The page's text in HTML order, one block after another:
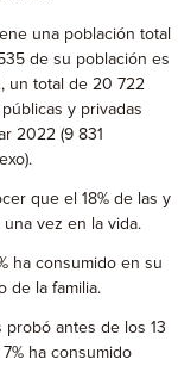
una población total
de su población es
un total de 20 722
y privadas
2022 (9 831
que el 18% de las y
vez en la vida.
ha consumido en su
de la familia.
probó antes de los 13
ha consumido